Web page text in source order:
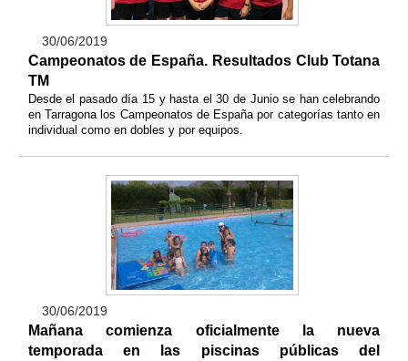
30/06/2019
Campeonatos de España. Resultados Club Totana
TM
Desde el pasado día 15 y hasta el 30 de Junio se han celebrando
en Tarragona los Campeonatos de España por categorías tanto en
individual como en dobles y por equipos.
30/06/2019
Mañana comienza oficialmente la nueva
temporada en las piscinas públicas del